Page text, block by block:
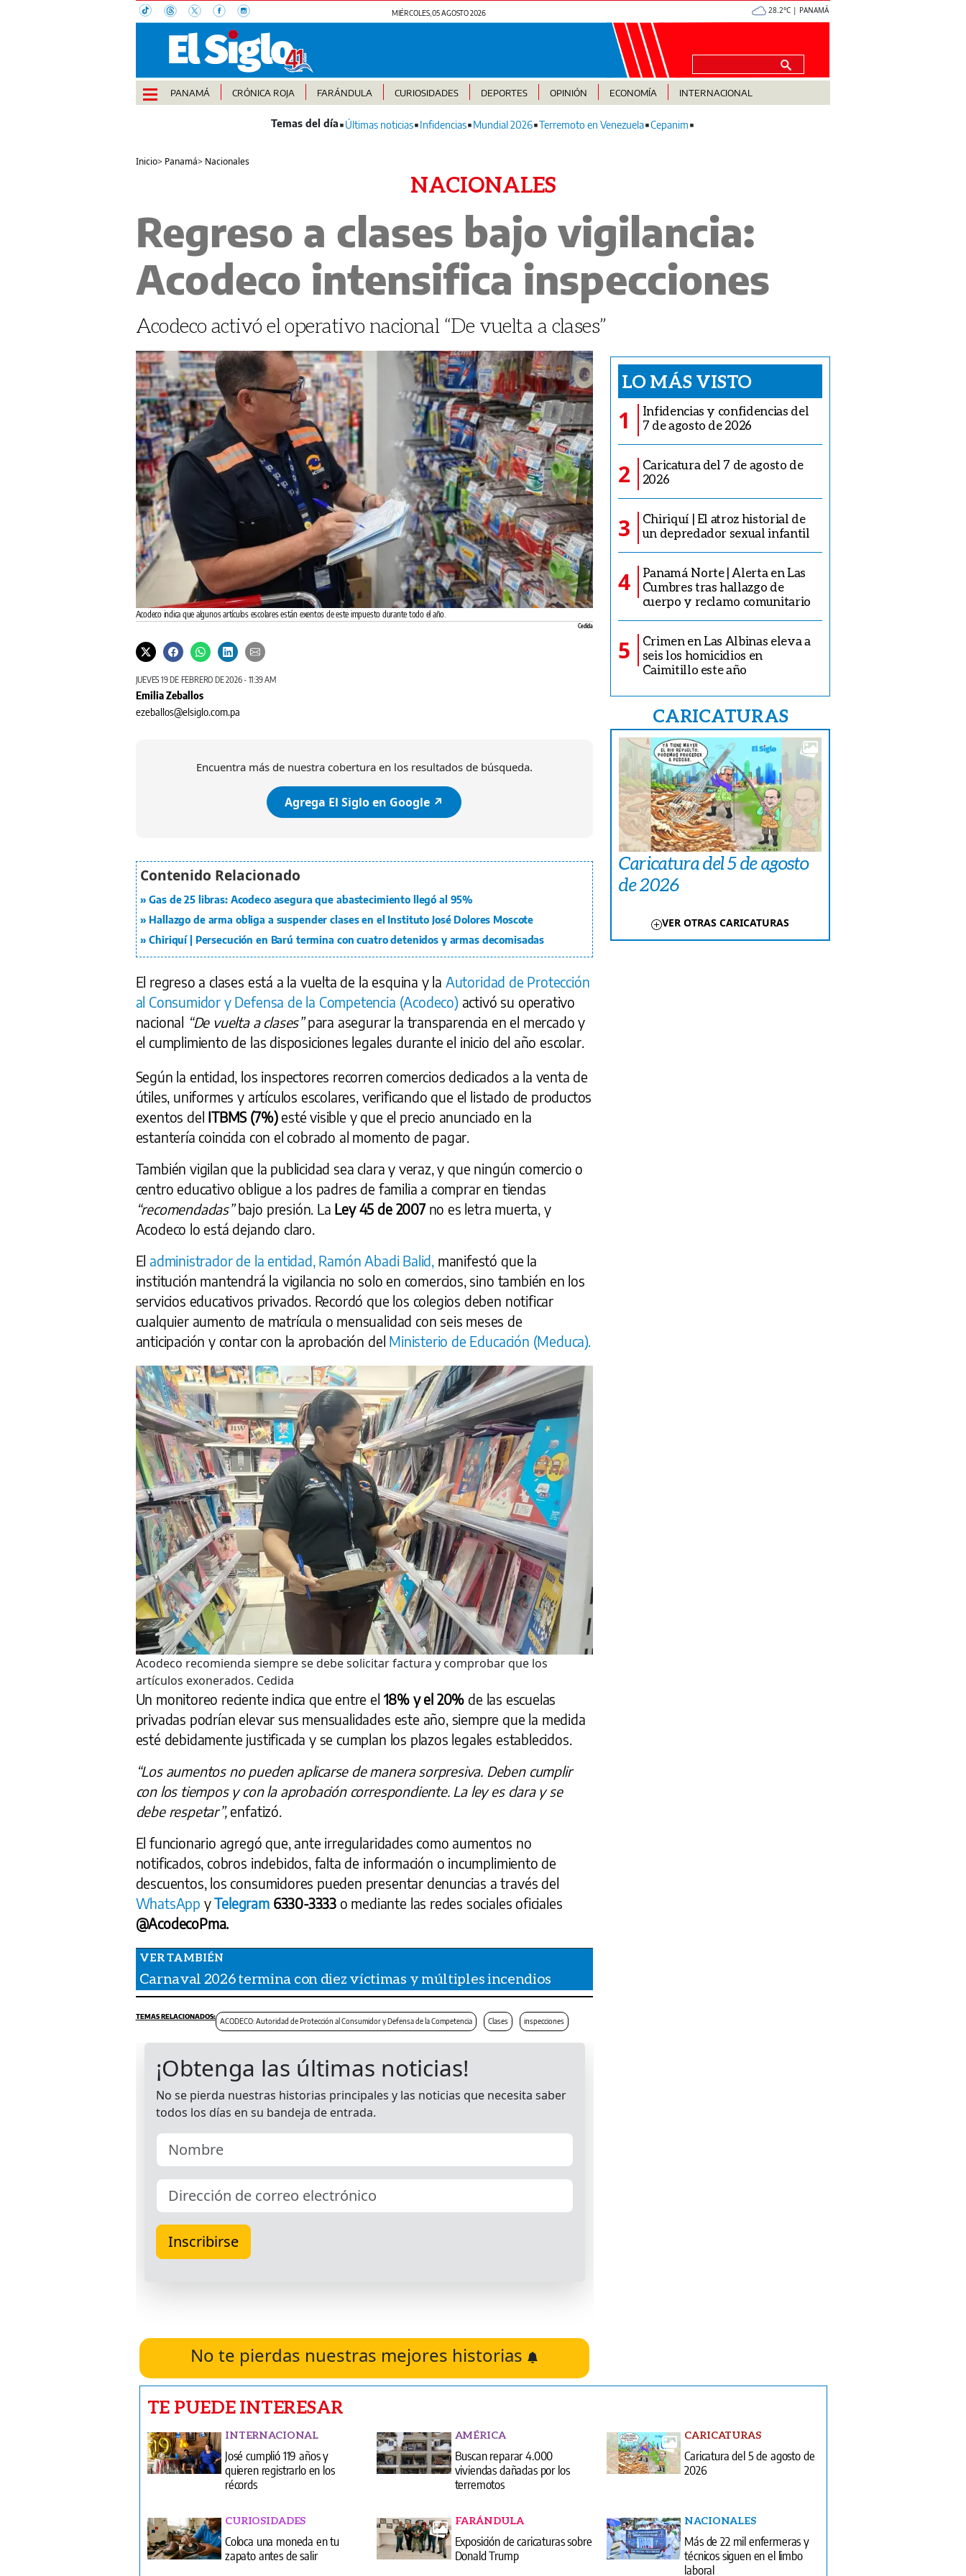
MIÉRCOLES, 05 AGOSTO 2026 28.2°C | PANAMÁ
PANAMÁ CRÓNICA ROJA FARÁNDULA CURIOSIDADES DEPORTES OPINIÓN ECONOMÍA INTERNACIONAL
Últimas noticias Infidencias Mundial 2026 Terremoto en Venezuela Cepanim
Inicio> Panamá> Nacionales
NACIONALES
Regreso a clases bajo vigilancia:
Acodeco intensifica inspecciones
Acodeco activó el operativo nacional “De vuelta a clases”
Acodeco indica que algunos artículos escolares están exentos de este impuesto durante todo el año.
Cedida
JUEVES 19 DE FEBRERO DE 2026 - 11:39 AM
Emilia Zeballos
ezeballos@elsiglo.com.pa
Encuentra más de nuestra cobertura en los resultados de búsqueda.
Agrega El Siglo en Google ↗️
Gas de 25 libras: Acodeco asegura que abastecimiento llegó al 95%
Hallazgo de arma obliga a suspender clases en el Instituto José Dolores Moscote
Chiriquí | Persecución en Barú termina con cuatro detenidos y armas decomisadas
El regreso a clases está a la vuelta de la esquina y la Autoridad de Protección
al Consumidor y Defensa de la Competencia (Acodeco) activó su operativo
nacional “De vuelta a clases”para asegurar la transparencia en el mercado y
el cumplimiento de las disposiciones legales durante el inicio del año escolar.
Según la entidad, los inspectores recorren comercios dedicados a la venta de
útiles, uniformes y artículos escolares, verificando que el listado de productos
exentos del ITBMS (7%)esté visible y que el precio anunciado en la
estantería coincida con el cobrado al momento de pagar.
También vigilan que la publicidad sea clara y veraz, y que ningún comercio o
centro educativo obligue a los padres de familia a comprar en tiendas
“recomendadas”bajo presión. La Ley 45 de 2007no es letra muerta, y
Acodeco lo está dejando claro.
El administrador de la entidad, Ramón Abadi Balid, manifestó que la
institución mantendrá la vigilancia no solo en comercios, sino también en los
servicios educativos privados. Recordó que los colegios deben notificar
cualquier aumento de matrícula o mensualidad con seis meses de
anticipación y contar con la aprobación del Ministerio de Educación (Meduca).
Acodeco recomienda siempre se debe solicitar factura y comprobar que los
artículos exonerados. Cedida
Un monitoreo reciente indica que entre el 18% y el 20% de las escuelas
privadas podrían elevar sus mensualidades este año, siempre que la medida
esté debidamente justificada y se cumplan los plazos legales establecidos.
“Los aumentos no pueden aplicarse de manera sorpresiva. Deben cumplir
con los tiempos y con la aprobación correspondiente. La ley es clara y se
debe respetar”,enfatizó.
El funcionario agregó que, ante irregularidades como aumentos no
notificados, cobros indebidos, falta de información o incumplimiento de
descuentos, los consumidores pueden presentar denuncias a través del
WhatsApp y Telegram 6330-3333 o mediante las redes sociales oficiales
@AcodecoPma.
Carnaval 2026 termina con diez víctimas y múltiples incendios
ACODECO: Autoridad de Protección al Consumidor y Defensa de la Competencia Clases inspecciones
No te pierdas nuestras mejores historias
LO MÁS VISTO
1
Infidencias y confidencias del
7 de agosto de 2026
2
Caricatura del 7 de agosto de
2026
3
Chiriquí | El atroz historial de
un depredador sexual infantil
4
Panamá Norte | Alerta en Las
Cumbres tras hallazgo de
cuerpo y reclamo comunitario
5
Crimen en Las Albinas eleva a
seis los homicidios en
Caimitillo este año
CARICATURAS
Caricatura del 5 de agosto
de 2026
VER OTRAS CARICATURAS
TE PUEDE INTERESAR
INTERNACIONAL
José cumplió 119 años y
quieren registrarlo en los
récords
AMÉRICA
Buscan reparar 4.000
viviendas dañadas por los
terremotos
CARICATURAS
Caricatura del 5 de agosto de
2026
CURIOSIDADES
Coloca una moneda en tu
zapato antes de salir
FARÁNDULA
Exposición de caricaturas sobre
Donald Trump
NACIONALES
Más de 22 mil enfermeras y
técnicos siguen en el limbo
laboral